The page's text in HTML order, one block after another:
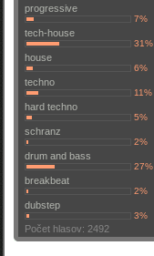
progressive
7%
tech-house
31%
house
6%
techno
11%
hard techno
5%
schranz
2%
drum and bass
27%
breakbeat
2%
dubstep
3%
Počet hlasov: 2492